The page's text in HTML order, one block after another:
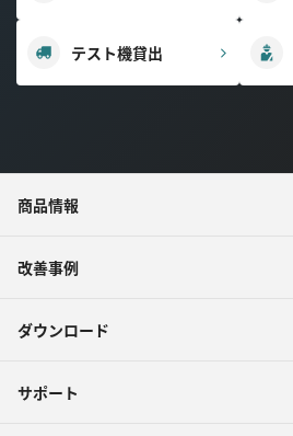
テスト機貸出
商品情報
改善事例
ダウンロード
サポート